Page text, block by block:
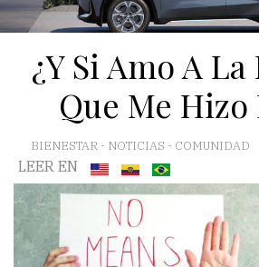
¿Y Si Amo A
Que Me Hizo
BIENESTAR - NOTICIAS - COMUNIDAD
LEER EN